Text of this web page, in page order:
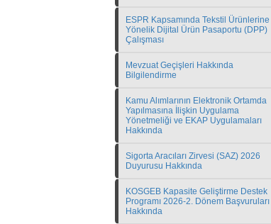
ESPR Kapsamında Tekstil Ürünlerine
Yönelik Dijital Ürün Pasaportu (DPP)
Çalışması
Mevzuat Geçişleri Hakkında
Bilgilendirme
Kamu Alımlarının Elektronik Ortamda
Yapılmasına İlişkin Uygulama
Yönetmeliği ve EKAP Uygulamaları
Hakkında
Sigorta Aracıları Zirvesi (SAZ) 2026
Duyurusu Hakkında
KOSGEB Kapasite Geliştirme Destek
Programı 2026-2. Dönem Başvuruları
Hakkında